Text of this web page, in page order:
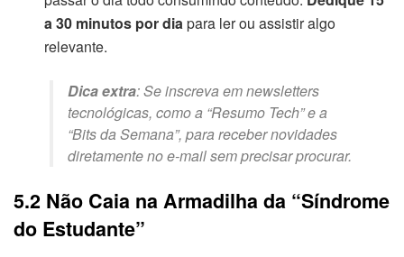
a 30 minutos por diapara ler ou assistir algo
relevante.
Dica extra: Se inscreva em newsletters
tecnológicas, como a “Resumo Tech” e a
“Bits da Semana”, para receber novidades
diretamente no e-mail sem precisar procurar.
5.2 Não Caia na Armadilha da “Síndrome
do Estudante”